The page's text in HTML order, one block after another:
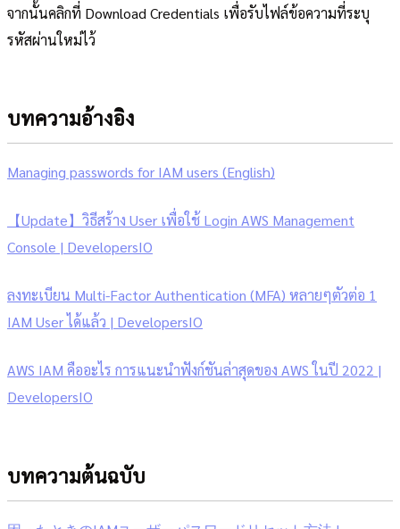
จากนั้นคลิกที่ Download Credentials เพื่อรับไฟล์ข้อความที่ระบุ
รหัสผ่านใหม่ไว้
บทความอ้างอิง
Managing passwords for IAM users (English)
【Update】วิธีสร้าง User เพื่อใช้ Login AWS Management
Console | DevelopersIO
ลงทะเบียน Multi-Factor Authentication (MFA) หลายๆตัวต่อ 1
IAM User ได้แล้ว | DevelopersIO
AWS IAM คืออะไร การแนะนำฟังก์ชันล่าสุดของ AWS ในปี 2022 |
DevelopersIO
บทความต้นฉบับ